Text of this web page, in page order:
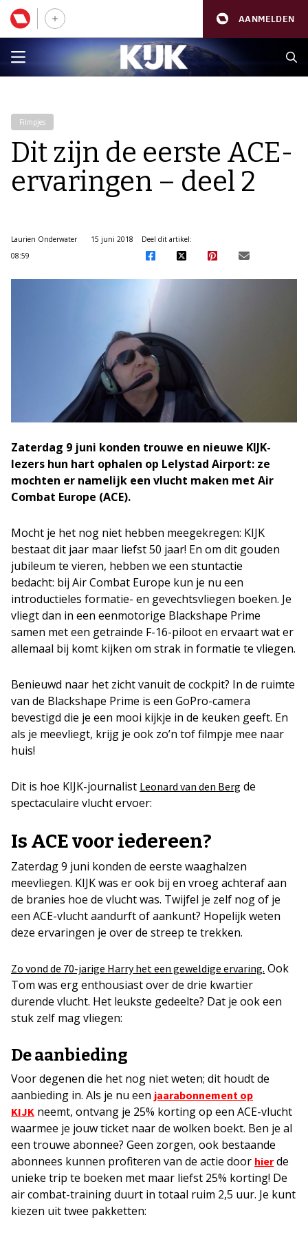
AANMELDEN
Filmpjes
Dit zijn de eerste ACE-
ervaringen – deel 2
Laurien Onderwater
15 juni 2018
08:59
Deel dit artikel:
Zaterdag 9 juni konden trouwe en nieuwe KIJK-
lezers hun hart ophalen op Lelystad Airport: ze
mochten er namelijk een vlucht maken met Air
Combat Europe (ACE).
Mocht je het nog niet hebben meegekregen: KIJK
bestaat dit jaar maar liefst 50 jaar! En om dit gouden
jubileum te vieren, hebben we een stuntactie
bedacht: bij Air Combat Europe kun je nu een
introductieles formatie- en gevechtsvliegen boeken. Je
vliegt dan in een eenmotorige Blackshape Prime
samen met een getrainde F-16-piloot en ervaart wat er
allemaal bij komt kijken om strak in formatie te vliegen.
Benieuwd naar het zicht vanuit de cockpit? In de ruimte
van de Blackshape Prime is een GoPro-camera
bevestigd die je een mooi kijkje in de keuken geeft. En
als je meevliegt, krijg je ook zo’n tof filmpje mee naar
huis!
Dit is hoe KIJK-journalist Leonard van den Berg de
spectaculaire vlucht ervoer:
Is ACE voor iedereen?
Zaterdag 9 juni konden de eerste waaghalzen
meevliegen. KIJK was er ook bij en vroeg achteraf aan
de branies hoe de vlucht was. Twijfel je zelf nog of je
een ACE-vlucht aandurft of aankunt? Hopelijk weten
deze ervaringen je over de streep te trekken.
Zo vond de 70-jarige Harry het een geweldige ervaring. Ook
Tom was erg enthousiast over de drie kwartier
durende vlucht. Het leukste gedeelte? Dat je ook een
stuk zelf mag vliegen:
De aanbieding
Voor degenen die het nog niet weten; dit houdt de
aanbieding in. Als je nu een jaarabonnement op
KIJK neemt, ontvang je 25% korting op een ACE-vlucht
waarmee je jouw ticket naar de wolken boekt. Ben je al
een trouwe abonnee? Geen zorgen, ook bestaande
abonnees kunnen profiteren van de actie door hierde
unieke trip te boeken met maar liefst 25% korting! De
air combat-training duurt in totaal ruim 2,5 uur. Je kunt
kiezen uit twee pakketten: